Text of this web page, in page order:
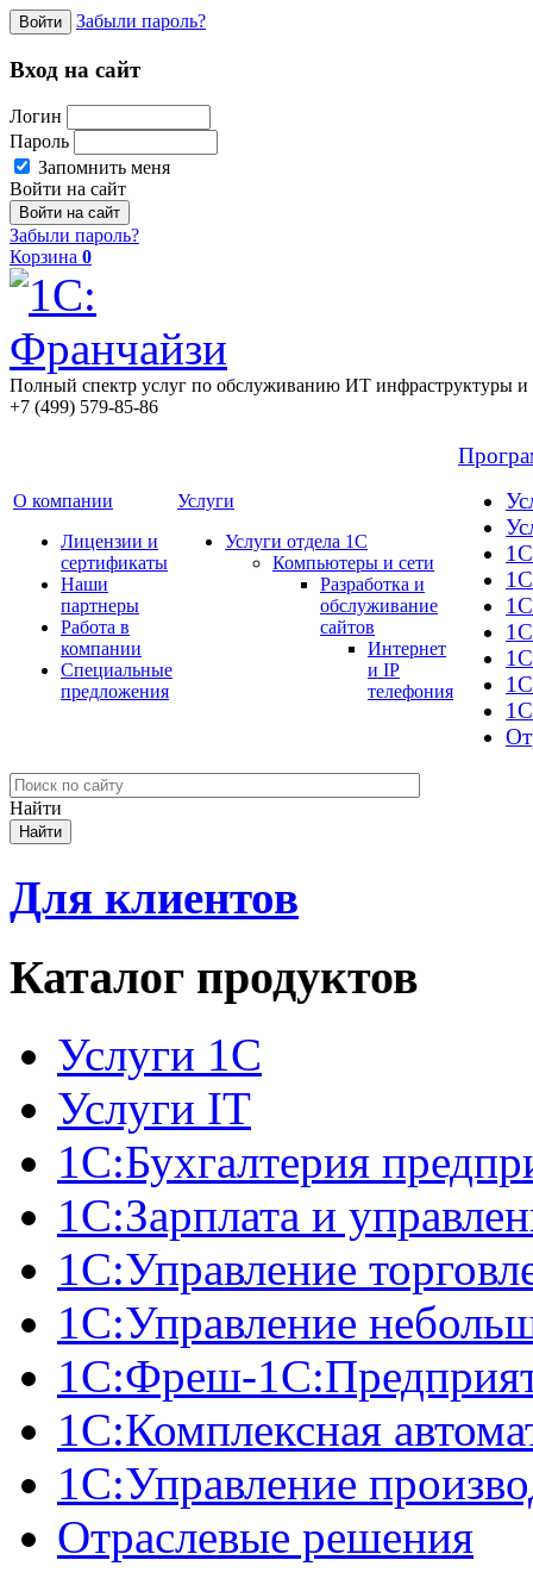
Войти Забыли пароль?
Вход на сайт
Логин
Пароль
Запомнить меня
Войти на сайт
Забыли пароль?
Корзина 0
Полный спектр услуг по обслуживанию ИТ инфраструктуры
+7 (499) 579-85-86
О компании
Лицензии и
сертификаты
Наши
партнеры
Работа в
компании
Специальные
предложения
Услуги
Услуги отдела 1С
Компьютеры и сети
Разработка и
обслуживание
сайтов
Интернет
и IP
телефония
Найти
Для клиентов
Каталог продуктов
Услуги 1С
Услуги IT
1С:Бухгалтерия
1С:Зарплата и
1С:Управление
1С:Управление
1C:Фреш-
1С:Комплексная
1С:Управление
Отраслевые решения